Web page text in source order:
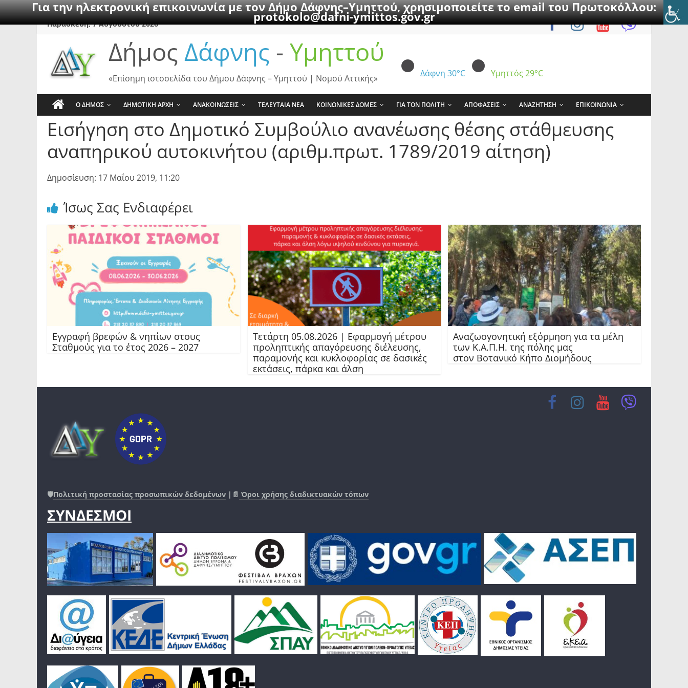
Για την ηλεκτρονική επικοινωνία με τον Δήμο Δάφνης–Υμηττού, χρησιμοποιείτε το email του Πρωτοκόλλου:
protokolo@dafni-ymittos.gov.gr
SkipΠαρασκευή, 7 Αυγούστου 2026
Δήμος Δάφνης - Υμηττού
Δάφνη 30°C Υμηττός 29°C
«Επίσημη ιστοσελίδα του Δήμου Δάφνης – Υμηττού | Νομού Αττικής»
Ο ΔΗΜΟΣ ΔΗΜΟΤΙΚΗ ΑΡΧΗ ΑΝΑΚΟΙΝΩΣΕΙΣ ΤΕΛΕΥΤΑΙΑ ΝΕΑ ΚΟΙΝΩΝΙΚΕΣ ΔΟΜΕΣ ΓΙΑ ΤΟΝ ΠΟΛΙΤΗ ΑΠΟΦΑΣΕΙΣ ΑΝΑΖΗΤΗΣΗ ΕΠΙΚΟΙΝΩΝΙΑ
Εισήγηση στο Δημοτικό Συμβούλιο ανανέωσης θέσης στάθμευσης
αναπηρικού αυτοκινήτου (αριθμ.πρωτ. 1789/2019 αίτηση)
Δημοσίευση: 17 Μαΐου 2019, 11:20
Ίσως Σας Ενδιαφέρει
Εγγραφή βρεφών & νηπίων στους
Σταθμούς για το έτος 2026 – 2027
Τετάρτη 05.08.2026 | Εφαρμογή μέτρου
προληπτικής απαγόρευσης διέλευσης,
παραμονής και κυκλοφορίας σε δασικές
εκτάσεις, πάρκα και άλση
Αναζωογονητική εξόρμηση για τα μέλη
των Κ.Α.Π.Η. της πόλης μας
στον Βοτανικό Κήπο Διομήδους
🛡️Πολιτική προστασίας προσωπικών δεδομένων |📄 Όροι χρήσης διαδικτυακών τόπων
ΣΥΝΔΕΣΜΟΙ